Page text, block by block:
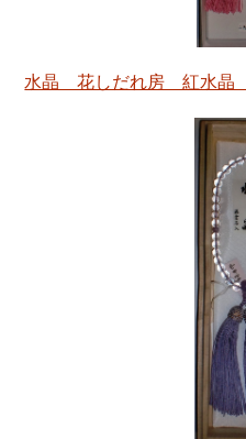
水晶 花しだれ房 紅水晶